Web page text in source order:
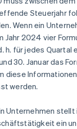
Steuerjahr
Wenn ein
Jahr 2024 vier
h. für jedes Quartal
30. Januar das
diese Informationen
werden.
Unternehmen stellt
ein